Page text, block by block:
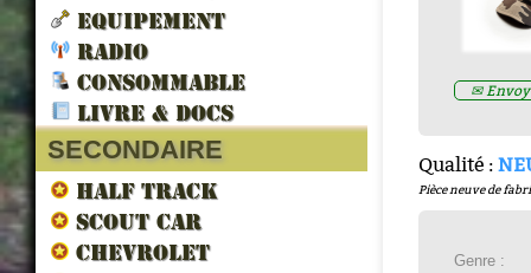
EQUIPEMENT
RADIO
CONSOMMABLE
LIVRE & DOCS
SECONDAIRE
HALF TRACK
SCOUT CAR
CHEVROLET
✉
Qualité :
Pièce neuve de
Genre :
LIBERATION par francois
Prix : 16.67€ HT